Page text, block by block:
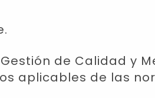
de Calidad y
de las